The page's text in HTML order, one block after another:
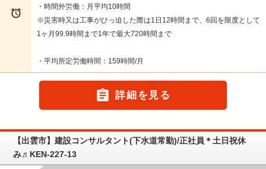

・時間外労働：月平均10時間
※災害時又は工事がひっ迫した際は1日12時間まで、6回を限度として
1ヶ月99.9時間まで1年で最大720時間まで
・平均所定労働時間：159時間/月
 詳細を見る
【出雲市】建設コンサルタント(下水道常勤)/正社員＊土日祝休
み♬KEN-227-13